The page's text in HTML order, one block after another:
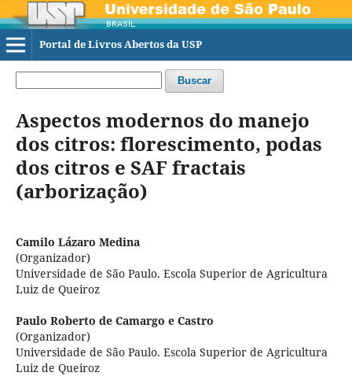
Portal de Livros Abertos da USP
Buscar
Aspectos modernos do manejo
dos citros: florescimento, podas
dos citros e SAF fractais
(arborização)
Camilo Lázaro Medina
(Organizador)
Universidade de São Paulo. Escola Superior de Agricultura
Luiz de Queiroz
Paulo Roberto de Camargo e Castro
(Organizador)
Universidade de São Paulo. Escola Superior de Agricultura
Luiz de Queiroz